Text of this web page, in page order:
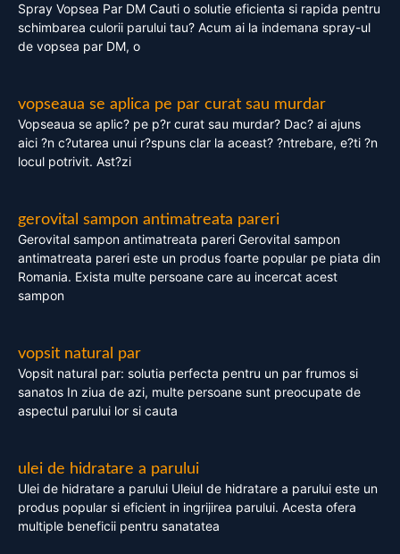
Spray Vopsea Par DM Cauti o solutie eficienta si rapida pentru
schimbarea culorii parului tau? Acum ai la indemana spray-ul
de vopsea par DM, o
vopseaua se aplica pe par curat sau murdar
Vopseaua se aplic? pe p?r curat sau murdar? Dac? ai ajuns
aici ?n c?utarea unui r?spuns clar la aceast? ?ntrebare, e?ti ?n
locul potrivit. Ast?zi
gerovital sampon antimatreata pareri
Gerovital sampon antimatreata pareri Gerovital sampon
antimatreata pareri este un produs foarte popular pe piata din
Romania. Exista multe persoane care au incercat acest
sampon
vopsit natural par
Vopsit natural par: solutia perfecta pentru un par frumos si
sanatos In ziua de azi, multe persoane sunt preocupate de
aspectul parului lor si cauta
ulei de hidratare a parului
Ulei de hidratare a parului Uleiul de hidratare a parului este un
produs popular si eficient in ingrijirea parului. Acesta ofera
multiple beneficii pentru sanatatea